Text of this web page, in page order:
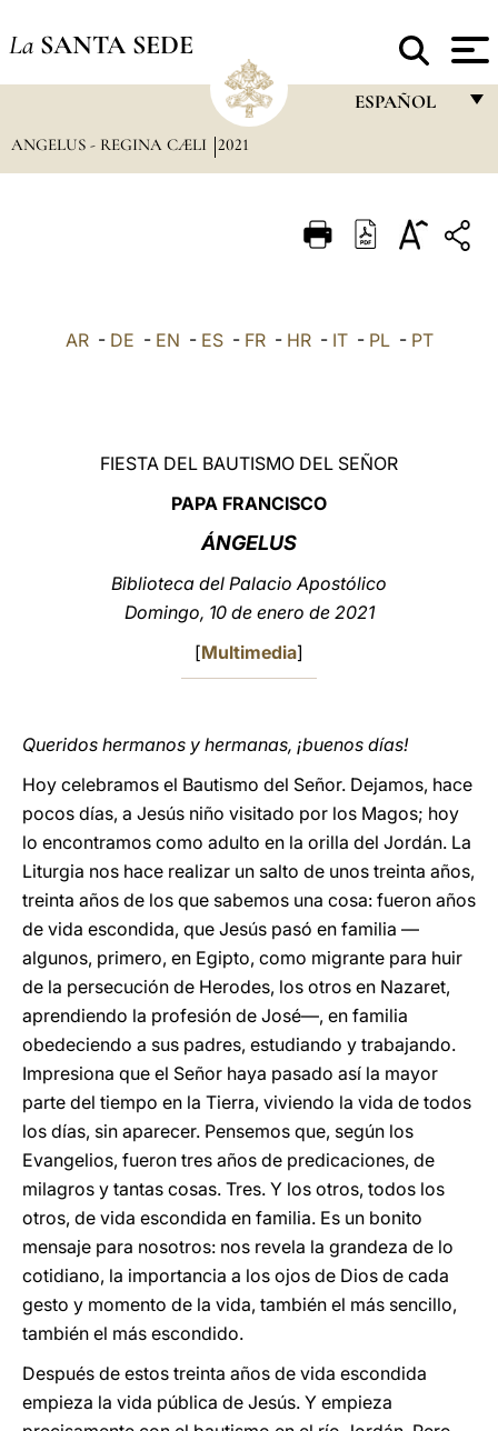
La SANTA SEDE
ESPAÑOL
ITALIANO
العربيّة
ANGELUS - REGINA CÆLI 2021
AR- DE - EN - ES- FR- HR- IT- PL- PT
FIESTA DEL BAUTISMO DEL SEÑOR
PAPA FRANCISCO
ÁNGELUS
Biblioteca del Palacio Apostólico
Domingo, 10 de enero de 2021
[Multimedia]
Queridos hermanos y hermanas, ¡buenos días!
Hoy celebramos el Bautismo del Señor. Dejamos, hace
pocos días, a Jesús niño visitado por los Magos; hoy
lo encontramos como adulto en la orilla del Jordán. La
Liturgia nos hace realizar un salto de unos treinta años,
treinta años de los que sabemos una cosa: fueron años
de vida escondida, que Jesús pasó en familia —
algunos, primero, en Egipto, como migrante para huir
de la persecución de Herodes, los otros en Nazaret,
aprendiendo la profesión de José—, en familia
obedeciendo a sus padres, estudiando y trabajando.
Impresiona que el Señor haya pasado así la mayor
parte del tiempo en la Tierra, viviendo la vida de todos
los días, sin aparecer. Pensemos que, según los
Evangelios, fueron tres años de predicaciones, de
milagros y tantas cosas. Tres. Y los otros, todos los
otros, de vida escondida en familia. Es un bonito
mensaje para nosotros: nos revela la grandeza de lo
cotidiano, la importancia a los ojos de Dios de cada
gesto y momento de la vida, también el más sencillo,
también el más escondido.
Después de estos treinta años de vida escondida
empieza la vida pública de Jesús. Y empieza